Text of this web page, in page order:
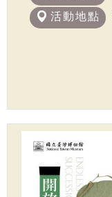
活動地點